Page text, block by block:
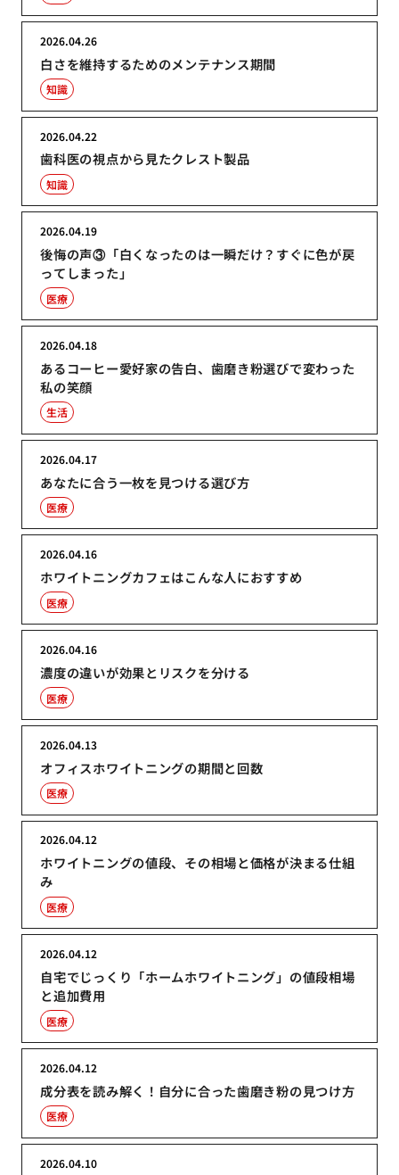
白さを維持するためのメンテナンス期間
2026.04.26
知識
歯科医の視点から見たクレスト製品
2026.04.22
知識
後悔の声③「白くなったのは一瞬だけ？すぐに色が戻
ってしまった」
2026.04.19
医療
あるコーヒー愛好家の告白、歯磨き粉選びで変わった
私の笑顔
2026.04.18
生活
あなたに合う一枚を見つける選び方
2026.04.17
医療
ホワイトニングカフェはこんな人におすすめ
2026.04.16
医療
濃度の違いが効果とリスクを分ける
2026.04.16
医療
オフィスホワイトニングの期間と回数
2026.04.13
医療
ホワイトニングの値段、その相場と価格が決まる仕組
み
2026.04.12
医療
自宅でじっくり「ホームホワイトニング」の値段相場
と追加費用
2026.04.12
医療
成分表を読み解く！自分に合った歯磨き粉の見つけ方
2026.04.12
医療
2026.04.10